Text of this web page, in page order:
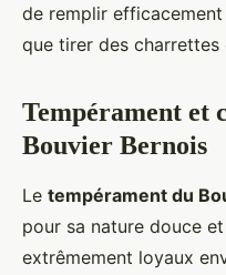
de remplir
que tirer des
Tempérament et
Bouvier Bernois
Le tempérament du
pour sa nature douce
extrêmement loyaux